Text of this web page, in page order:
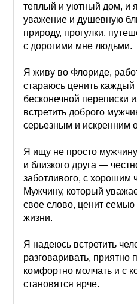
теплый и уютный дом, и
уважение и душевную
природу, прогулки,
с дорогими мне людьми.
Я живу во Флориде,
стараюсь ценить
бесконечной переписки
встретить доброго
серьезным и искренним
Я ищу не просто
и близкого друга —
заботливого, с хорошим
Мужчину, который
свое слово, ценит семью
жизни.
Я надеюсь встретить
разговаривать, приятно
комфортно молчать и с
становятся ярче.